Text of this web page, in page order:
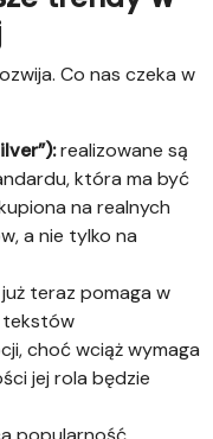
Co nas czeka w
realizowane są
która ma być
na realnych
a nie tylko na
teraz pomaga w
tekstów
choć wciąż wymaga
jej rola będzie